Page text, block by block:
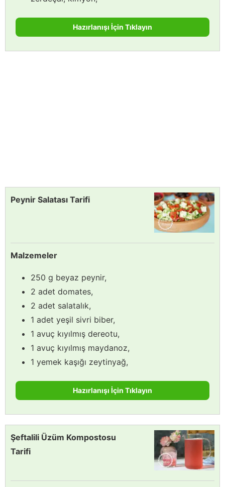
Hazırlanışı İçin Tıklayın
Peynir Salatası Tarifi
Malzemeler
250 g beyaz peynir,
2 adet domates,
2 adet salatalık,
1 adet yeşil sivri biber,
1 avuç kıyılmış dereotu,
1 avuç kıyılmış maydanoz,
1 yemek kaşığı zeytinyağ,
Hazırlanışı İçin Tıklayın
Şeftalili Üzüm Kompostosu
Tarifi